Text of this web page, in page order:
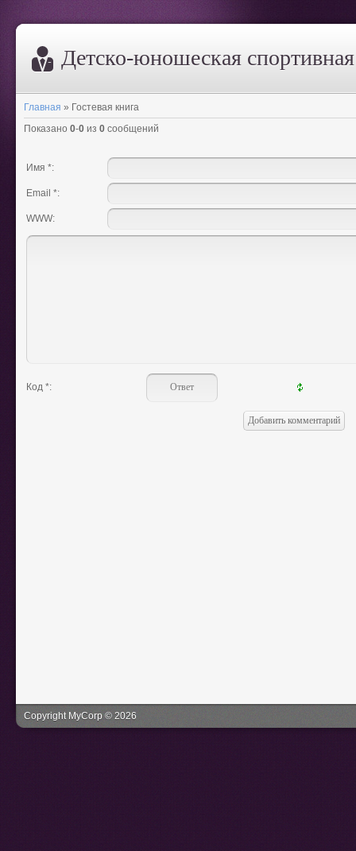
Дeтско-юношеская
Главная » Гостевая книга
Показано 0-0 из 0 сообщений
Имя *:
Email *:
WWW:
Код *:
Copyright MyCorp © 2026